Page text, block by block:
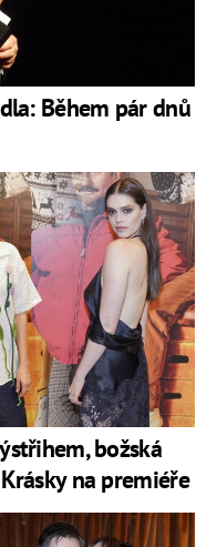
Během pár dnů
božská
na premiéře